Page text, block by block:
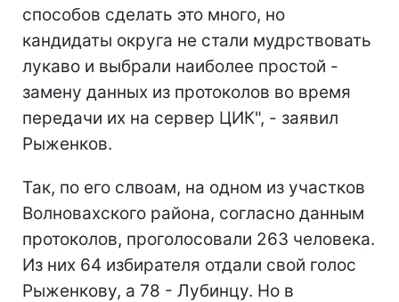
способов сделать это много, но
кандидаты округа не стали мудрствовать
лукаво и выбрали наиболее простой -
замену данных из протоколов во время
передачи их на сервер ЦИК", - заявил
Рыженков.
Так, по его слвоам, на одном из участков
Волновахского района, согласно данным
протоколов, проголосовали 263 человека.
Из них 64 избирателя отдали свой голос
Рыженкову, а 78 - Лубинцу. Но в